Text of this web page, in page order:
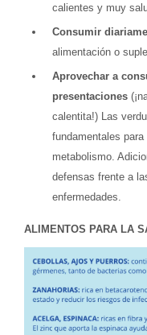
calientes y muy
Consumir
alimentación o
Aprovechar a
presentaciones
calentita!) Las
fundamentales
metabolismo.
defensas frente a
enfermedades.
ALIMENTOS PARA LA